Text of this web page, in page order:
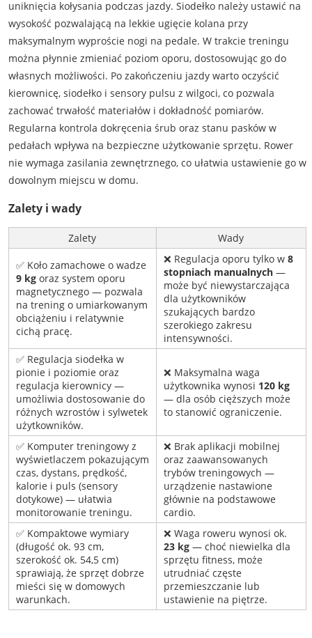
uniknięcia kołysania podczas jazdy. Siodełko należy ustawić na
wysokość pozwalającą na lekkie ugięcie kolana przy
maksymalnym wyproście nogi na pedale. W trakcie treningu
można płynnie zmieniać poziom oporu, dostosowując go do
własnych możliwości. Po zakończeniu jazdy warto oczyścić
kierownicę, siodełko i sensory pulsu z wilgoci, co pozwala
zachować trwałość materiałów i dokładność pomiarów.
Regularna kontrola dokręcenia śrub oraz stanu pasków w
pedałach wpływa na bezpieczne użytkowanie sprzętu. Rower
nie wymaga zasilania zewnętrznego, co ułatwia ustawienie go w
dowolnym miejscu w domu.
Zalety i wady
Zalety Wady
✅ Koło zamachowe o wadze
9 kgoraz system oporu
magnetycznego — pozwala
na trening o umiarkowanym
obciążeniu i relatywnie
cichą pracę.
❌ Regulacja oporu tylko w 8
stopniach manualnych—
może być niewystarczająca
dla użytkowników
szukających bardzo
szerokiego zakresu
intensywności.
✅ Regulacja siodełka w
pionie i poziomie oraz
regulacja kierownicy —
umożliwia dostosowanie do
różnych wzrostów i sylwetek
użytkowników.
❌ Maksymalna waga
użytkownika wynosi 120 kg
— dla osób cięższych może
to stanowić ograniczenie.
✅ Komputer treningowy z
wyświetlaczem pokazującym
czas, dystans, prędkość,
kalorie i puls (sensory
dotykowe) — ułatwia
monitorowanie treningu.
❌ Brak aplikacji mobilnej
oraz zaawansowanych
trybów treningowych —
urządzenie nastawione
głównie na podstawowe
cardio.
✅ Kompaktowe wymiary
(długość ok. 93 cm,
szerokość ok. 54,5 cm)
sprawiają, że sprzęt dobrze
mieści się w domowych
warunkach.
❌ Waga roweru wynosi ok.
23 kg— choć niewielka dla
sprzętu fitness, może
utrudniać częste
przemieszczanie lub
ustawienie na piętrze.